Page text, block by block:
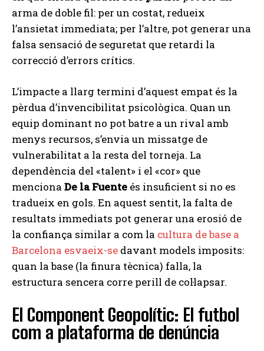
arma de doble fil: per un costat, redueix
l’ansietat immediata; per l’altre, pot generar una
falsa sensació de seguretat que retardi la
correcció d’errors crítics.
L’impacte a llarg termini d’aquest empat és la
pèrdua d’invencibilitat psicològica. Quan un
equip dominant no pot batre a un rival amb
menys recursos, s’envia un missatge de
vulnerabilitat a la resta del torneja. La
dependència del «talent» i el «cor» que
menciona De la Fuente és insuficient si no es
tradueix en gols. En aquest sentit, la falta de
resultats immediats pot generar una erosió de
la confiança similar a com la cultura de base a
Barcelona esvaeix-se davant models imposits:
quan la base (la finura tècnica) falla, la
estructura sencera corre perill de col·lapsar.
El Component Geopolític: El futbol
com a plataforma de denúncia